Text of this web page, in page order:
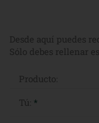
Desde aquí puedes
Sólo debes rellenar
Producto:
Tú: *